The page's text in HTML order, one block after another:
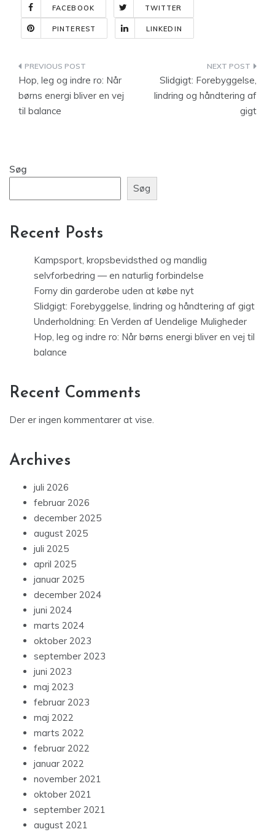
FACEBOOK TWITTER
PINTEREST LINKEDIN
Indlægsnavigation
Hop, leg og indre ro: Når
børns energi bliver en vej
til balance
Slidgigt: Forebyggelse,
lindring og håndtering af
gigt
Søg
Søg
Recent Posts
Kampsport, kropsbevidsthed og mandlig
selvforbedring — en naturlig forbindelse
Forny din garderobe uden at købe nyt
Slidgigt: Forebyggelse, lindring og håndtering af gigt
Underholdning: En Verden af Uendelige Muligheder
Hop, leg og indre ro: Når børns energi bliver en vej til
balance
Recent Comments
Der er ingen kommentarer at vise.
Archives
juli 2026
februar 2026
december 2025
august 2025
juli 2025
april 2025
januar 2025
december 2024
juni 2024
marts 2024
oktober 2023
september 2023
juni 2023
maj 2023
februar 2023
maj 2022
marts 2022
februar 2022
januar 2022
november 2021
oktober 2021
september 2021
august 2021